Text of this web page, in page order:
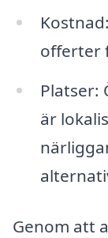
offerter
Platser:
är
Genom att